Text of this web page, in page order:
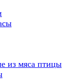
из мяса птицы